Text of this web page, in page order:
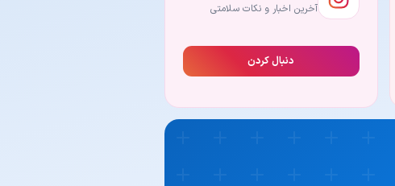
آخرین اخبار و نکات سلامتی
دنبال کردن